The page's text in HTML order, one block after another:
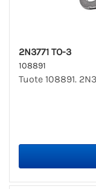
2N3771 TO-3
108891
Tuote 108891.